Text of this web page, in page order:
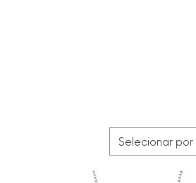
Selecionar por